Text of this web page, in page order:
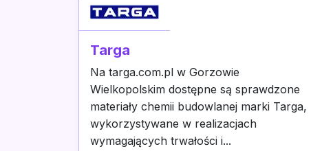
Targa
Na targa.com.pl w Gorzowie
Wielkopolskim dostępne są sprawdzone
materiały chemii budowlanej marki Targa,
wykorzystywane w realizacjach
wymagających trwałości i...